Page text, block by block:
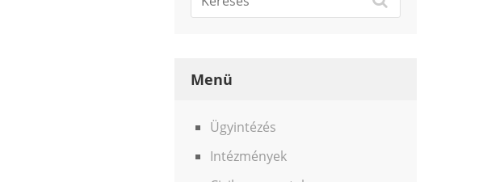
Menü
Ügyintézés
Intézmények